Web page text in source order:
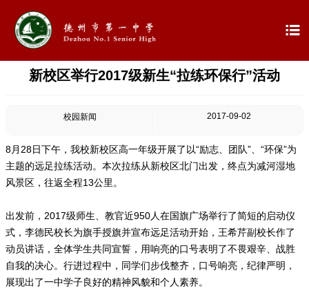

新校区举行2017级新生“拉练环保行”活动
校园新闻 2017-09-02
8月28日下午，我校新校区高一年级开展了以“励志、团队”、“环保”为
主题的远足拉练活动。本次拉练从新校区北门出发，终点为减河湿地
风景区，往返全程13公里。
出发前，2017级师生、教官近950人在国旗广场举行了简短的启动仪
式，李德民校长为旗手授旗并宣布远足活动开始，王希芹副校长作了
动员讲话，全体学生共同宣誓，用响亮的口号表明了不畏艰辛、战胜
自我的决心。行进过程中，同学们步伐整齐，口号响亮，纪律严明，
展现出了一中学子良好的精神风貌和个人素养。
首页
学校概况
 信息公开
 教学教研
 最新公告
 校园新闻
 科学技术实验校